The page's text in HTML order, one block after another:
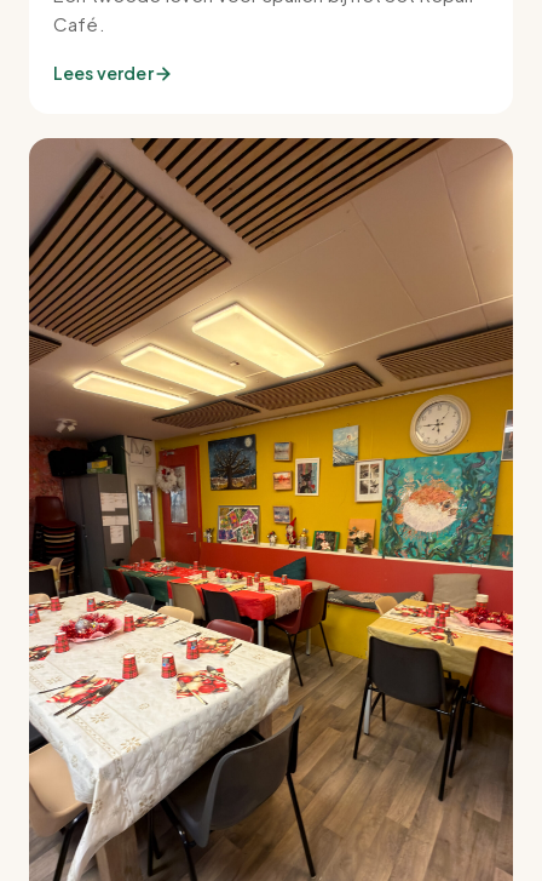
Café.
Lees verder